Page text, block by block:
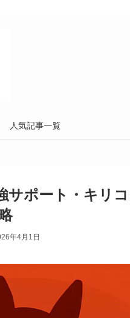
人気記事一覧
サポート・キリ
年4月1日